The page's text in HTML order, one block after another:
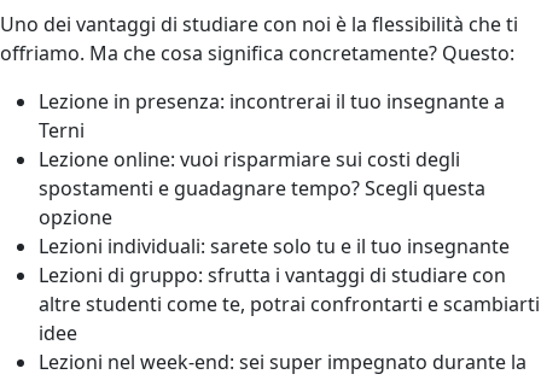
Uno dei vantaggi di studiare con noi è la flessibilità che ti
offriamo. Ma che cosa significa concretamente? Questo:
Lezione in presenza: incontrerai il tuo insegnante a
Terni
Lezione online: vuoi risparmiare sui costi degli
spostamenti e guadagnare tempo? Scegli questa
opzione
Lezioni individuali: sarete solo tu e il tuo insegnante
Lezioni di gruppo: sfrutta i vantaggi di studiare con
altre studenti come te, potrai confrontarti e scambiarti
idee
Lezioni nel week-end: sei super impegnato durante la